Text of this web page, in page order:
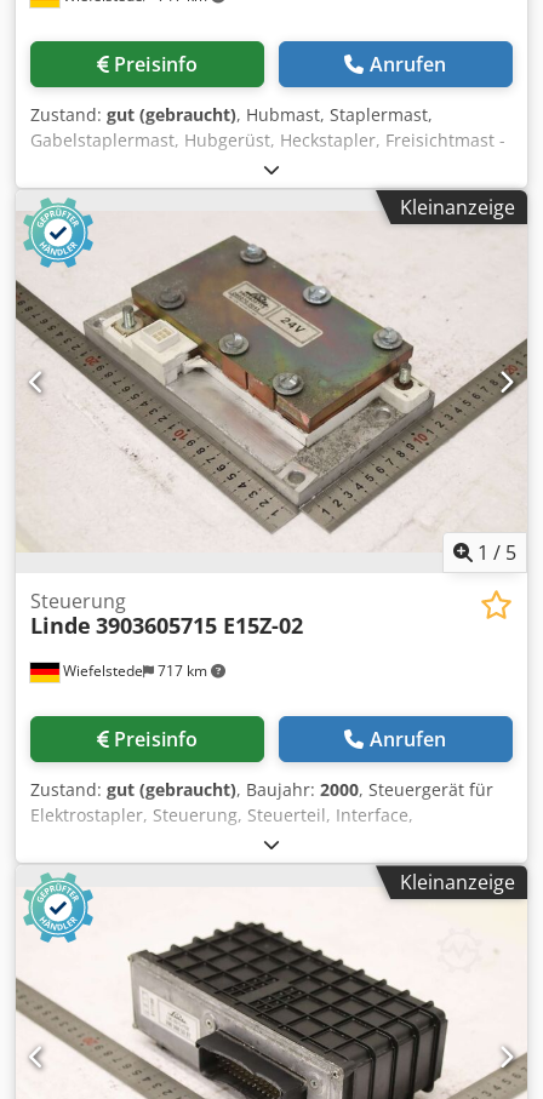
Preisinfo Anrufen
Zustand: gut (gebraucht), Hubmast, Staplermast,
Gabelstaplermast, Hubgerüst, Heckstapler, Freisichtmast -
Hersteller: Toyota, Staplermast, Freisichtmast aus
Frontstapler Typ E15Z-02 -Tragkraft: 1500 kg -Hubhöhe:
mm -Aufnahme/Maße: siehe Fotos / techn. Zeichnung -
Transportabmessung: 2480/1040/H330 mm Cjdpfxezg T Ekj
Ai Ieha -Gewicht: 504 kg
Kleinanzeige
1 / 5
Wiefelstede 717 km
Steuerung
Linde 3903605715 E15Z-02
Preisinfo Anrufen
Zustand: gut (gebraucht), Baujahr: 2000, Steuergerät für
Elektrostapler, Steuerung, Steuerteil, Interface,
Motorsteuerung, Motor Controller, Steuerung,
Fahrsteuerung, Fahrstromsteuerung, Lenksteuerung,
Steuerung Hubelektronik, Steuerung Motorregler -
Hersteller: Linde, Steuerteil Motorregler aus Elektro-
Stapler E15Z-02 -Mat-Nr.: 3903605715 Cjdpfx Aezg Dfnji
Ijha -Spannung: 24V -Abmessungen: 225/130/H50 mm -
Gewicht: 3,0 kg
Kleinanzeige